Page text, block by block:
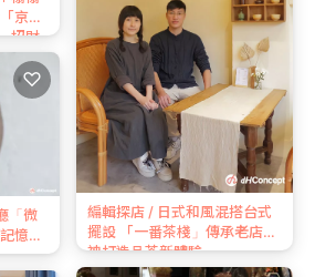
京町
招財
編輯探店 / 日式和風混搭台式
擺設 「一番茶棧」傳承老店精
神打造品茶新體驗
「微
憶中
♡